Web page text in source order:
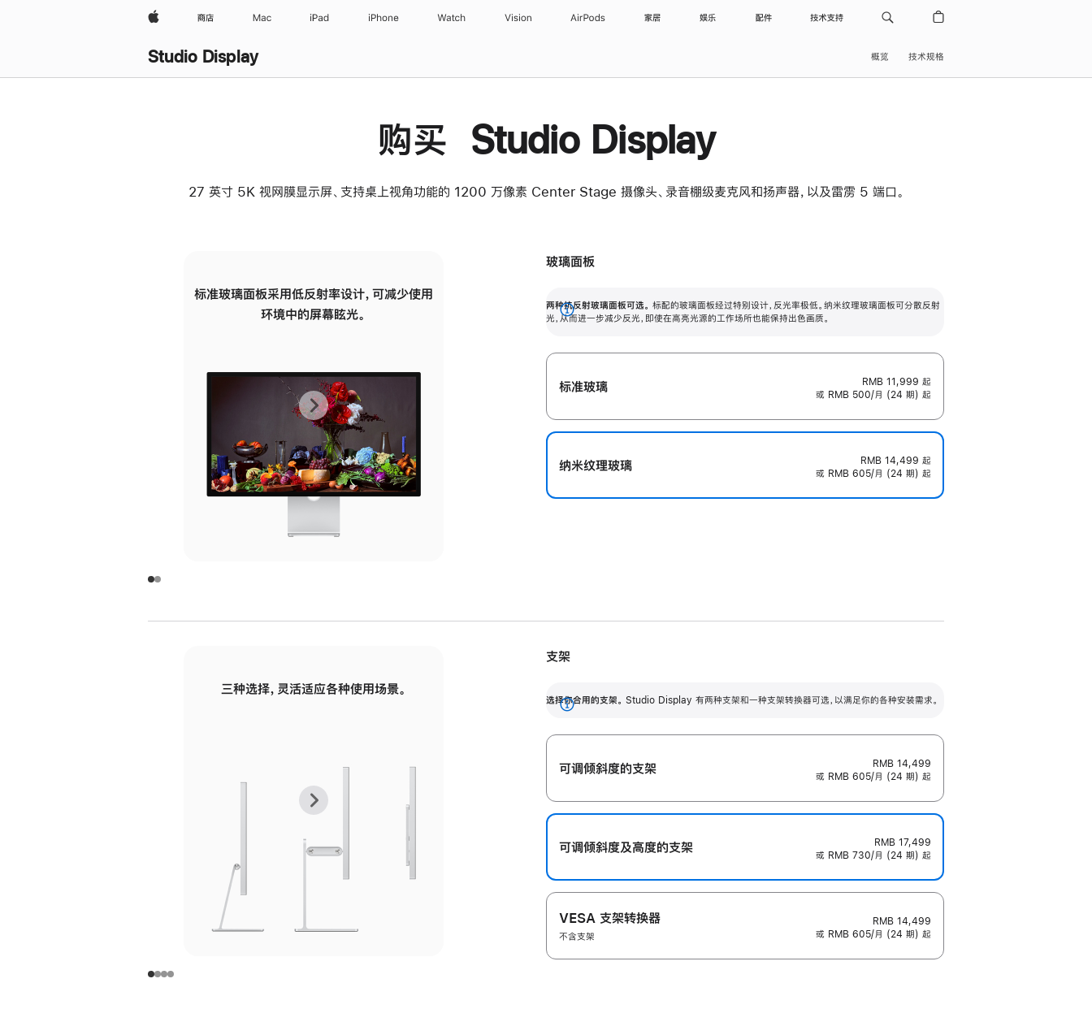
Apple 商店 Mac iPad iPhone Watch Vision AirPods 家居 娱乐 配件 技术支持
Studio Display 概览 技术规格
购买 Studio Display
27 英寸 5K 视网膜显示屏、支持桌上视角功能的 1200 万像素 Center Stage 摄像头、录音棚级麦克风和扬声器，以及雷雳 5 端口。
标准玻璃面板采用低反射率设计，可减少使用
环境中的屏幕眩光。
有高亮光源的场所使用，也能保持出色画质。
上
一
张
图
面
下
一
张
图
面
玻璃面板
两种抗反射玻璃面板可选。 标配的玻璃面板经过特别设计，反光率极低。纳米纹理玻璃面板可分散反射
光，从而进一步减少反光，即使在高亮光源的工作场所也能保持出色画质。
展
标准玻璃 RMB 11,999 起
或 RMB 500/月 (24 期) 起
纳米纹理玻璃 RMB 14,499 起
或 RMB 605/月 (24 期) 起
三种选择，灵活适应各种使用场景。
调节范围。
毫米的高度调节范围。
上
张
下
张
支架
选择你合用的支架。 Studio Display 有两种支架和一种支架转换器可选，以满足你的各种安装需求。
展
开
可调倾斜度的支架
RMB 14,499
或 RMB 605/月 (24 期) 起
可调倾斜度及高‍度的支‍架
RMB 17,499
或 RMB 730/月 (24 期) 起
VESA 支架转换器
不含支架
RMB 14,499
或 RMB 605/月 (24 期) 起